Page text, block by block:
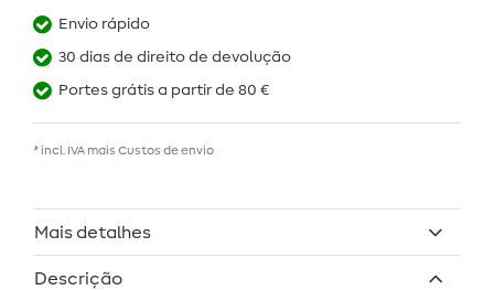
Envio rápido
30 dias de direito de devolução
Portes grátis a partir de 80 €
* incl. IVA mais Custos de envio
Mais detalhes
Descrição